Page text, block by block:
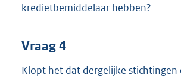
kredietbemiddelaar hebben?
Vraag 4
Klopt het dat dergelijke stichtingen